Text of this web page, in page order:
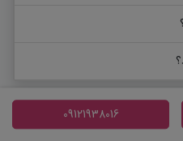
09121938016